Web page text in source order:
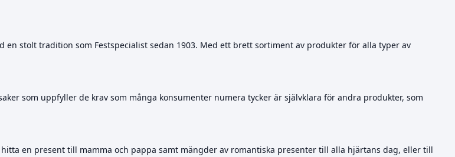
en stolt tradition som Festspecialist sedan 1903. Med ett brett sortiment av produkter för alla typer av
som uppfyller de krav som många konsumenter numera tycker är självklara för andra produkter, som
en present till mamma och pappa samt mängder av romantiska presenter till alla hjärtans dag, eller till